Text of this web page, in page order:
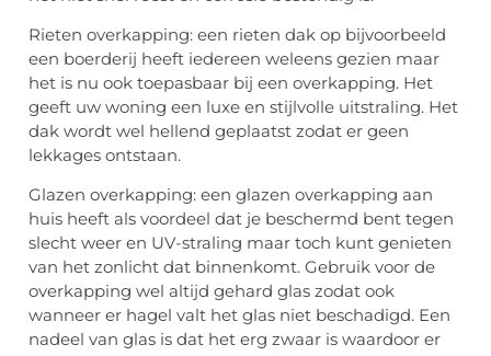
Rieten overkapping: een rieten dak op bijvoorbeeld
een boerderij heeft iedereen weleens gezien maar
het is nu ook toepasbaar bij een overkapping. Het
geeft uw woning een luxe en stijlvolle uitstraling. Het
dak wordt wel hellend geplaatst zodat er geen
lekkages ontstaan.
Glazen overkapping: een glazen overkapping aan
huis heeft als voordeel dat je beschermd bent tegen
slecht weer en UV-straling maar toch kunt genieten
van het zonlicht dat binnenkomt. Gebruik voor de
overkapping wel altijd gehard glas zodat ook
wanneer er hagel valt het glas niet beschadigd. Een
nadeel van glas is dat het erg zwaar is waardoor er